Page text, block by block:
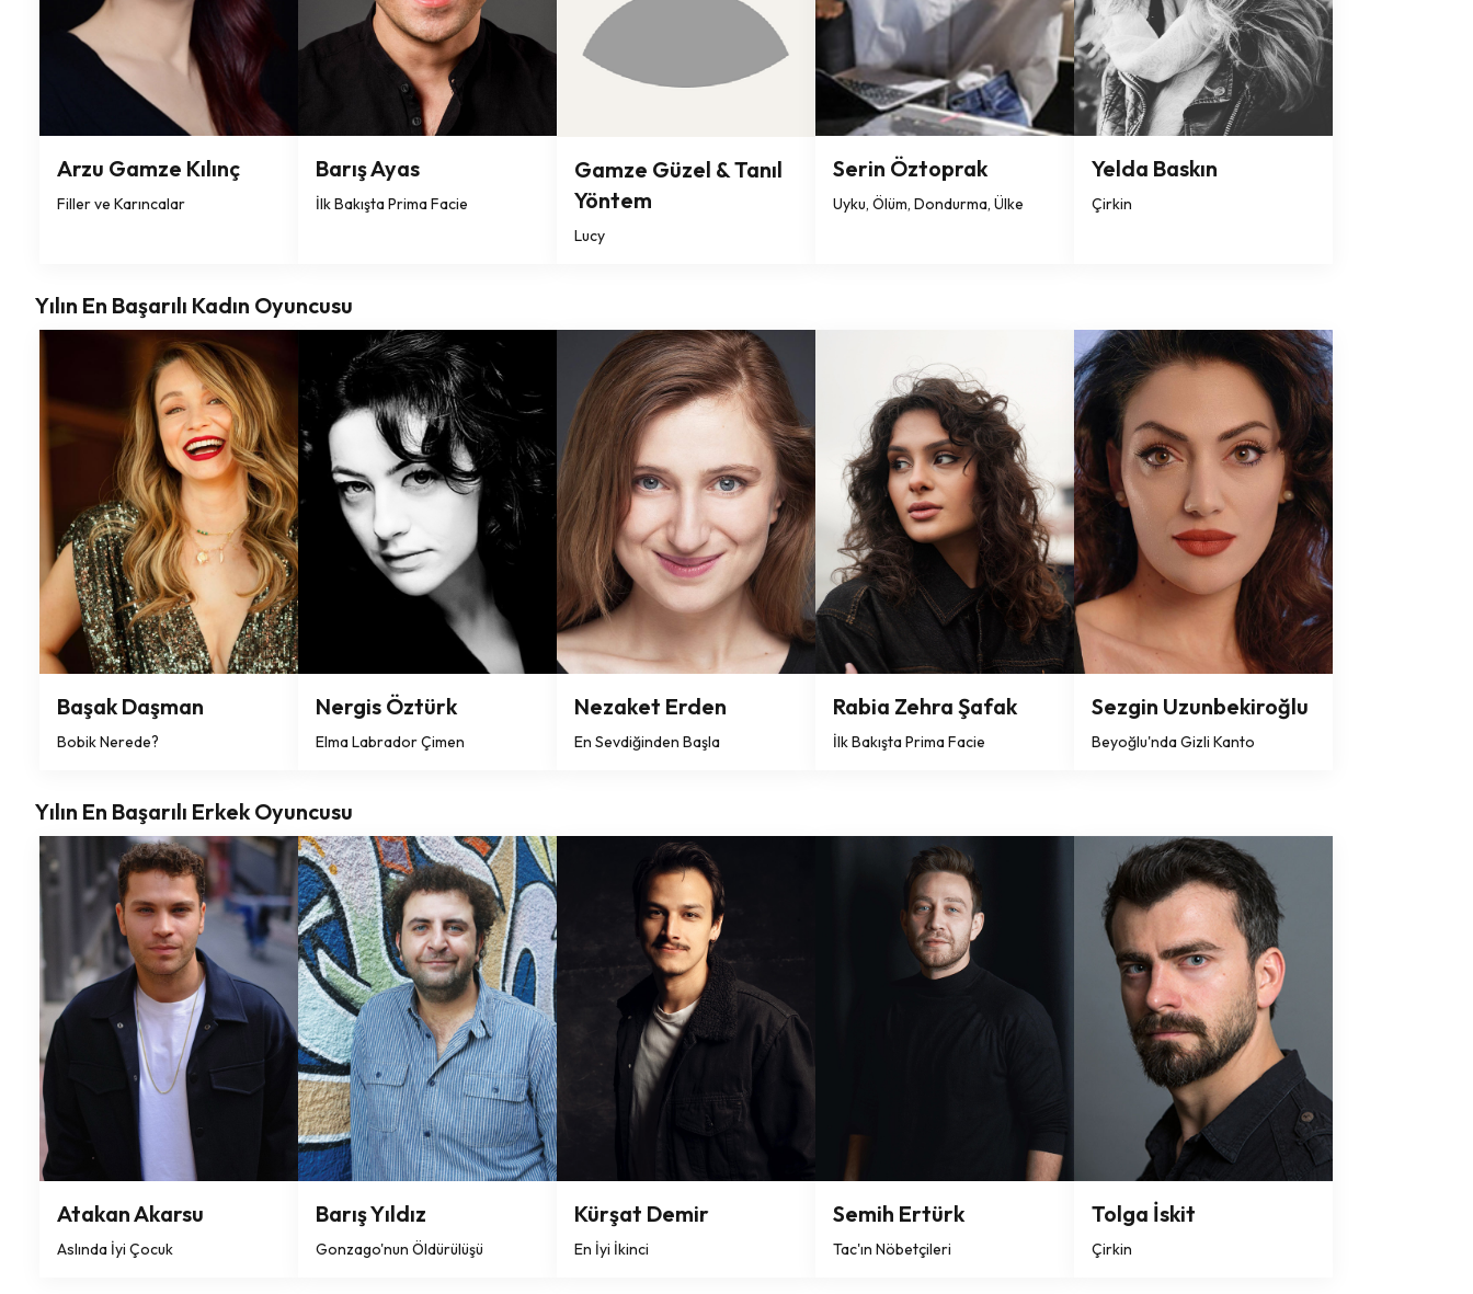
Arzu Gamze Kılınç
Filler ve Karıncalar
Barış Ayas
İlk Bakışta Prima Facie
Gamze Güzel & Tanıl
Yöntem
Lucy
Serin Öztoprak
Uyku, Ölüm, Dondurma, Ülke
Yelda Baskın
Çirkin
Yılın En Başarılı Kadın Oyuncusu
Başak Daşman
Bobik Nerede?
Nergis Öztürk
Elma Labrador Çimen
Nezaket Erden
En Sevdiğinden Başla
Rabia Zehra Şafak
İlk Bakışta Prima Facie
Sezgin Uzunbekiroğlu
Beyoğlu'nda Gizli Kanto
Yılın En Başarılı Erkek Oyuncusu
Atakan Akarsu
Aslında İyi Çocuk
Barış Yıldız
Gonzago'nun Öldürülüşü
Kürşat Demir
En İyi İkinci
Semih Ertürk
Tac'ın Nöbetçileri
Tolga İskit
Çirkin